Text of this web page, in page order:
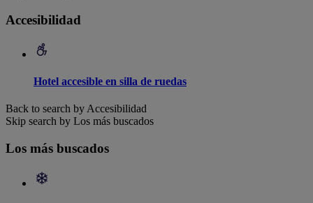
Accesibilidad
Hotel accesible en silla de ruedas
Back to search by Accesibilidad
Skip search by Los más buscados
Los más buscados